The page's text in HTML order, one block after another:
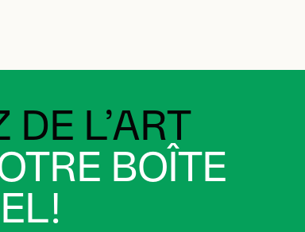
DE L’ART
BOÎTE